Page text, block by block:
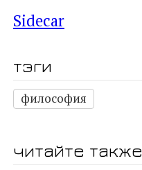
Sidecar
тэги
философия
читайте также